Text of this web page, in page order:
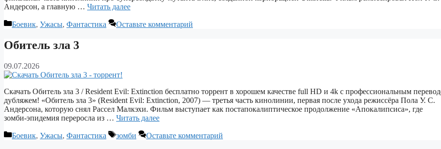
Андерсон, а главную … Читать далее
Рубрики
Боевик, Ужасы, Фантастика Оставьте комментарий
Обитель зла 3
09.07.2026
Скачать Обитель зла 3 / Resident Evil: Extinction бесплатно торрент в хорошем качестве full HD и 4k с профессиональным
дубляжем! «Обитель зла 3» (Resident Evil: Extinction, 2007) — третья часть кинолинии, первая после ухода режиссёра Пола У. С.
Андерсона, которую снял Рассел Малкэхи. Фильм выступает как постапокалиптическое продолжение «Апокалипсиса», где
зомби‑эпидемия переросла из … Читать далее
Рубрики
Боевик, Ужасы, Фантастика Метки
зомби Оставьте комментарий